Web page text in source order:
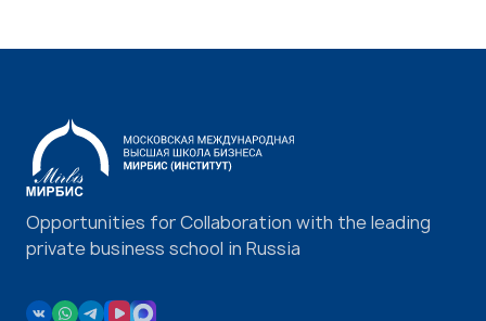
Opportunities for Collaboration with the leading
private business school in Russia